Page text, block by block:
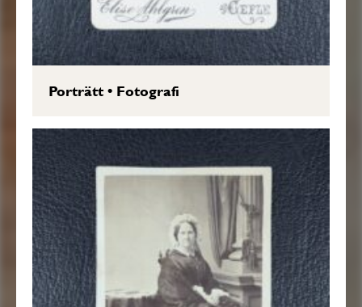
Porträtt• Fotografi